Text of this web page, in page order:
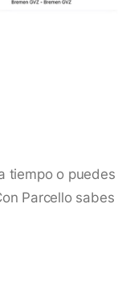
tiempo o puedes
Parcello sabes